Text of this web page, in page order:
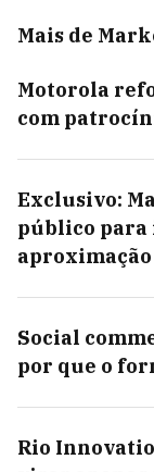
Mais de
Motorola
com
Exclusivo:
público
aproximação
Social
por que o
Rio